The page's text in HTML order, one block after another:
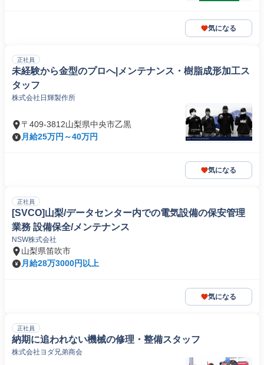
気になる
正社員
未経験から金型のプロへ|メンテナンス・樹脂成形加工ス
タッフ
株式会社日輝製作所
〒409-3812山梨県中央市乙黒
月給25万円～40万円
気になる
正社員
[SVCO]山梨/データセンター内での電気設備の保安管理
業務 設備保全/メンテナンス
NSW株式会社
山梨県笛吹市
月給28万3000円以上
気になる
正社員
納期に追われない機械の修理・整備スタッフ
株式会社ヨダ兄弟商会